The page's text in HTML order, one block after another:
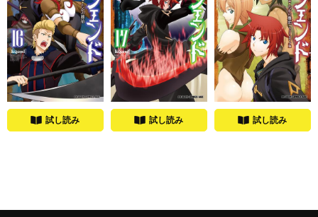
試し読み 試し読み 試し読み